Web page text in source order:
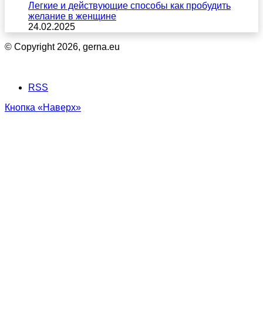
Легкие и действующие способы как пробудить
желание в женщине
24.02.2025
© Copyright 2026, gerna.eu
RSS
Кнопка «Наверх»